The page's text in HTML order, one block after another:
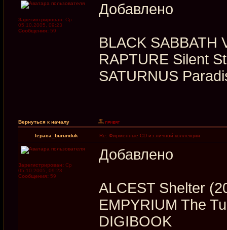
Зарегистрирован: Ср
05.10.2005, 09:23
Сообщения: 59
Добавлено
BLACK SABBATH
RAPTURE Silent
SATURNUS
Вернуться к началу
lepaca_burunduk Re: Фирменные CD из личной коллекции
Зарегистрирован: Ср
05.10.2005, 09:23
Сообщения: 59
Добавлено
ALCEST Shelter
EMPYRIUM The
DIGIBOOK